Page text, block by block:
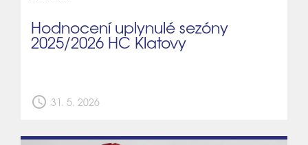
Hodnocení uplynulé sezóny
2025/2026 HC Klatovy
schedule 31. 5. 2026